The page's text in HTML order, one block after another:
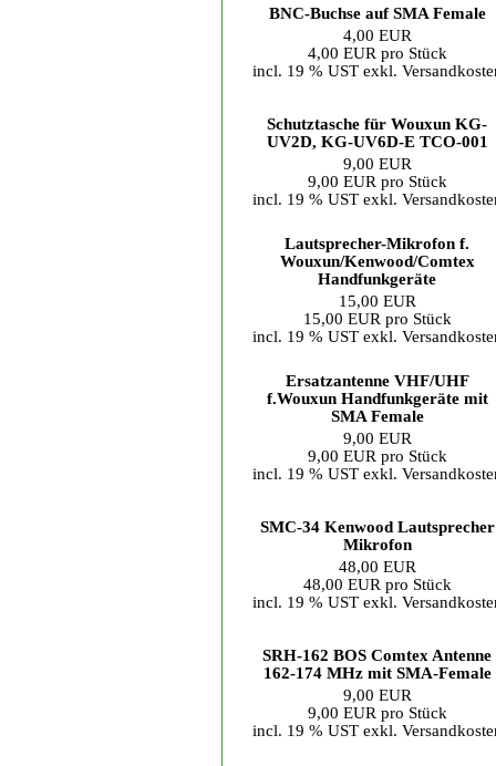
BNC-Buchse auf SMA Female
4,00 EUR
4,00 EUR pro Stück
incl. 19 % UST exkl.
Schutztasche für Wouxun KG-
UV2D, KG-UV6D-E TCO-001
9,00 EUR
9,00 EUR pro Stück
incl. 19 % UST exkl.
Lautsprecher-Mikrofon f.
Wouxun/Kenwood/Comtex
Handfunkgeräte
15,00 EUR
15,00 EUR pro Stück
incl. 19 % UST exkl.
Ersatzantenne VHF/UHF
f.Wouxun Handfunkgeräte mit
SMA Female
9,00 EUR
9,00 EUR pro Stück
incl. 19 % UST exkl.
SMC-34 Kenwood Lautsprecher
Mikrofon
48,00 EUR
48,00 EUR pro Stück
incl. 19 % UST exkl.
SRH-162 BOS Comtex Antenne
162-174 MHz mit SMA-Female
9,00 EUR
9,00 EUR pro Stück
incl. 19 % UST exkl.